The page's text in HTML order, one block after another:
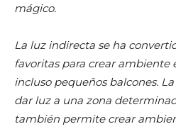
mágico.
La luz indirecta se ha
favoritas para crear ambiente
incluso pequeños balcones.
dar luz a una zona
también permite crear